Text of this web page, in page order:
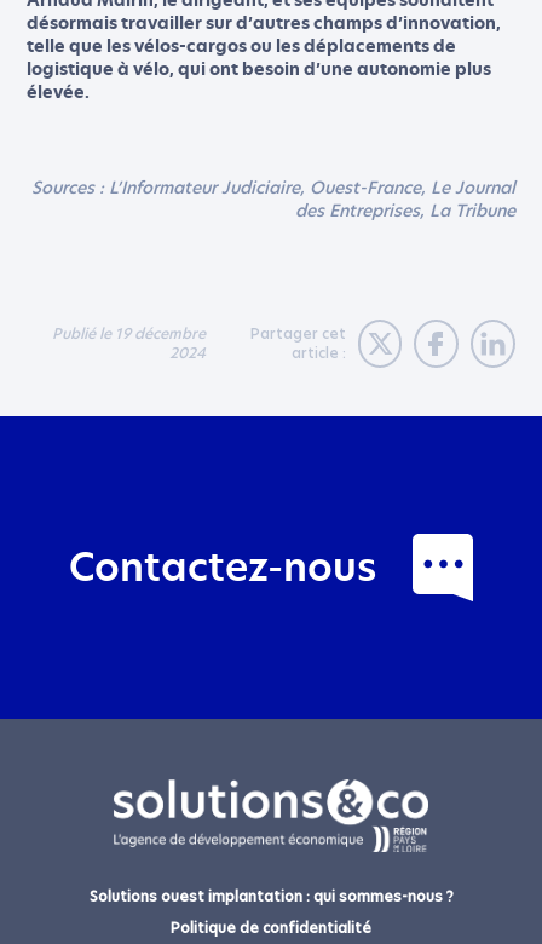
désormais travailler sur d’autres champs d’innovation,
telle que les vélos-cargos ou les déplacements de
logistique à vélo, qui ont besoin d’une autonomie plus
élevée.
Sources : L’Informateur Judiciaire, Ouest-France, Le Journal
des Entreprises, La Tribune
Publié le 19 décembre
2024
Partager cet
article :
Contactez-nous
ou j'envoie un message pour :
VOTRE ENTREPRISE*
Solutions ouest implantation : qui sommes-nous ?
Politique de confidentialité